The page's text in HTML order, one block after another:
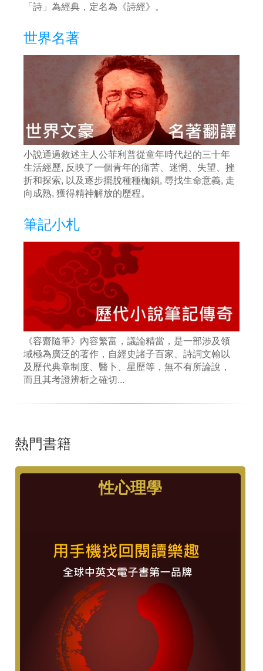
「詩」為經典，定名為《詩經》。
世界名著
小說通過敘述主人公菲利普從童年時代起的三十年
生活經歷, 反映了一個青年的痛苦、迷惘、失望、挫
折和探索, 以及逐步擺脫種種枷鎖, 尋找生命意義, 走
向成熟, 獲得精神解放的歷程。
筆記小札
《容齋隨筆》內容繁富，議論精當，是一部涉及領
域極為廣泛的著作，自經史諸子百家、詩詞文翰以
及歷代典章制度、醫卜、星歷等，無不有所論說，
而且其考證辨析之確切...
熱門書籍
性心理學